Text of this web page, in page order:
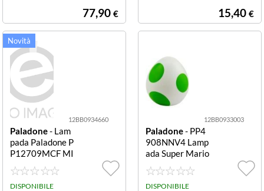
77,90 € 15,40 €
12BB0934660
Paladone- Lam
pada Paladone P
P12709MCF MI
NECRAFT Allay
Allay
DISPONIBILE
12BB0933003
Paladone- PP4
908NNV4 Lamp
ada Super Mario
Yoshi Egg Yoshi
Egg
DISPONIBILE